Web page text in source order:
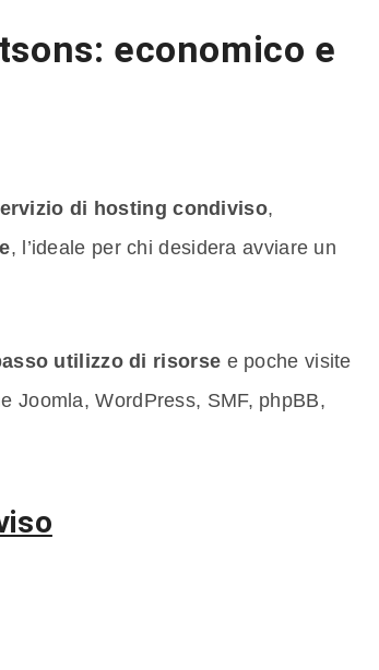
economico e
di hosting condiviso,
, l’ideale per chi desidera avviare un
utilizzo di risorse e poche visite
Joomla, WordPress, SMF, phpBB,